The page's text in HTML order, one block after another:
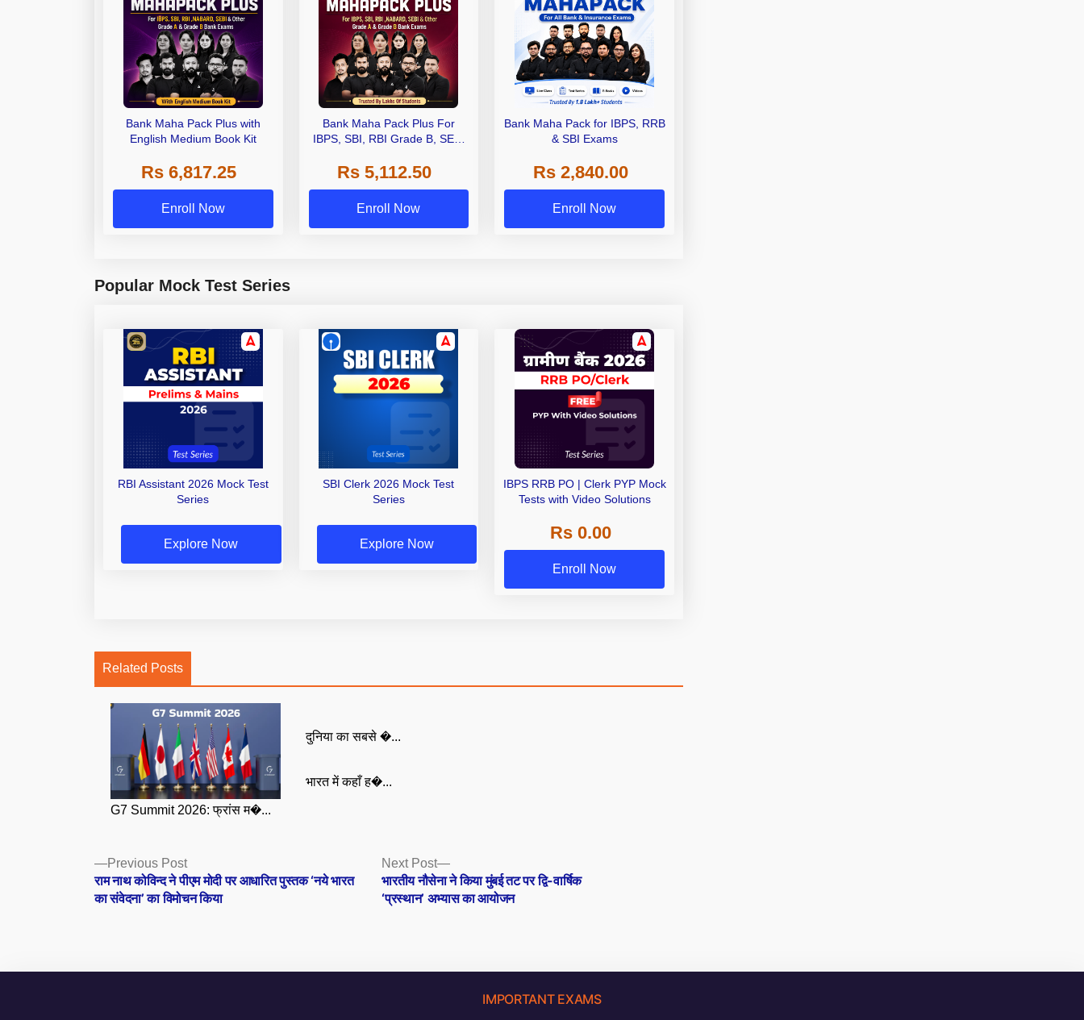
Bank Maha Pack Plus with
English Medium Book Kit
Rs 6,817.25
Enroll Now
Bank Maha Pack Plus For
IBPS, SBI, RBI Grade B, SEBI
Other Grade A & Grade B Bank
Exams
Rs 5,112.50
Enroll Now
Bank Maha Pack for IBPS, RRB
& SBI Exams
Rs 2,840.00
Enroll Now
Popular Mock Test Series
RBI Assistant 2026 Mock Test
Series
Explore Now
SBI Clerk 2026 Mock Test
Series
Explore Now
IBPS RRB PO | Clerk PYP Mock
Tests with Video Solutions
Rs 0.00
Enroll Now
Related Posts
G7 Summit 2026: फ्रांस म�...
दुनिया का सबसे �...
भारत में कहाँ ह�...
Posts
navigation
Previous PostPrevious
post:
राम नाथ कोविन्द ने पीएम मोदी पर आधारित पुस्तक ‘नये भारत
का संवेदना’ का विमोचन किया
Next Post
Next
post:
भारतीय नौसेना ने किया मुंबई तट पर द्वि-वार्षिक
‘प्रस्थान’ अभ्यास का आयोजन
IMPORTANT EXAMS